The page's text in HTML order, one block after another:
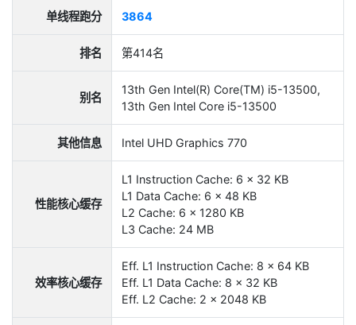
单线程跑分 3864
排名 第414名
别名
13th Gen Intel(R) Core(TM) i5-13500,
13th Gen Intel Core i5-13500
其他信息 Intel UHD Graphics 770
性能核心缓存
L1 Instruction Cache: 6 x 32 KB
L1 Data Cache: 6 x 48 KB
L2 Cache: 6 x 1280 KB
L3 Cache: 24 MB
效率核心缓存
Eff. L1 Instruction Cache: 8 x 64 KB
Eff. L1 Data Cache: 8 x 32 KB
Eff. L2 Cache: 2 x 2048 KB